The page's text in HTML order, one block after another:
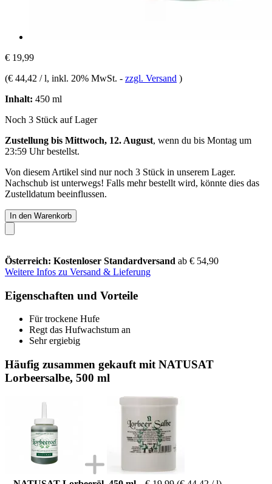
€ 19,99
(€ 44,42 / l, inkl. 20% MwSt. - zzgl. Versand )
Inhalt: 450 ml
Noch 3 Stück auf Lager
Zustellung bis Mittwoch, 12. August, wenn du bis Montag um
23:59 Uhrbestellst.
Von diesem Artikel sind nur noch 3 Stück in unserem Lager.
Nachschub ist unterwegs! Falls mehr bestellt wird, könnte dies das
Zustelldatum beeinflussen.
In den Warenkorb
Österreich: Kostenloser Standardversand ab € 54,90
Weitere Infos zu Versand & Lieferung
Eigenschaften und Vorteile
Für trockene Hufe
Regt das Hufwachstum an
Sehr ergiebig
Häufig zusammen gekauft mit NATUSAT
Lorbeersalbe, 500 ml